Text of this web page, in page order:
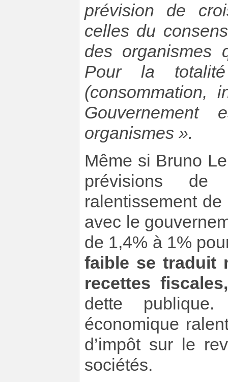
prévision de
celles du
des organismes
Pour la
(consommation,
organismes ».
Même si Bruno
prévisions
ralentissement de
avec le
de 1,4% à 1%
faible se traduit
recettes fiscales,
dette
économique
d’impôt sur le
sociétés.